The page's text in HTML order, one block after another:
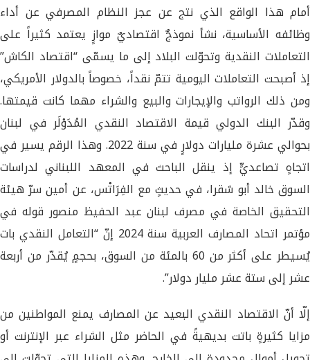
أمام هذا الواقع الذي نتج عن عجز النظام المصرفي عن أداء
وظائفه الأساسية، نشأ نموذجٌ اقتصاديٌ موازٍ يعتمد كثيراً على
التعاملات النقدية وتحوّلت البلاد إلى ما يسمّى “اقتصاد الكاش”
إذ أصبحت التعاملات اليومية تتمّ نقداً، خصوصاً بالدولار الأمريكي،
ومن ذلك الرواتب والإيجارات والبيع والشراء مهما كانت قيمتها.
وقدّر البنك الدولي قيمة الاقتصاد النقدي المُدَوْلَر في لبنان
بحوالي عشرة مليارات دولارٍ في سنة 2022. وهذا الرقم يسير في
اتجاهٍ تصاعديٍّ إذ ينقل الباحث في المعهد اللبناني لدراسات
السوق خالد أبو شقرا، في حديثٍ مع الفِرَاتْس، عن أمين سرّ هيئة
التحقيق الخاصة في مصرف لبنان عبد الحفيظ منصور قوله في
مؤتمر اتحاد المصارف العربية سنة 2024 إنّ “التعامل النقدي بات
يُسيطر على أكثر من 60 بالمئة من السوق، بحجمٍ يُقدّر من أربعة
عشر إلى ستة عشر مليار دولار”.
إلّا أنّ الاقتصاد النقدي البعيد عن المصارف يمنع المواطنين من
مزايا كثيرةٍ باتت بديهيةً في الحاضر مثل الشراء عبر الإنترنت أو